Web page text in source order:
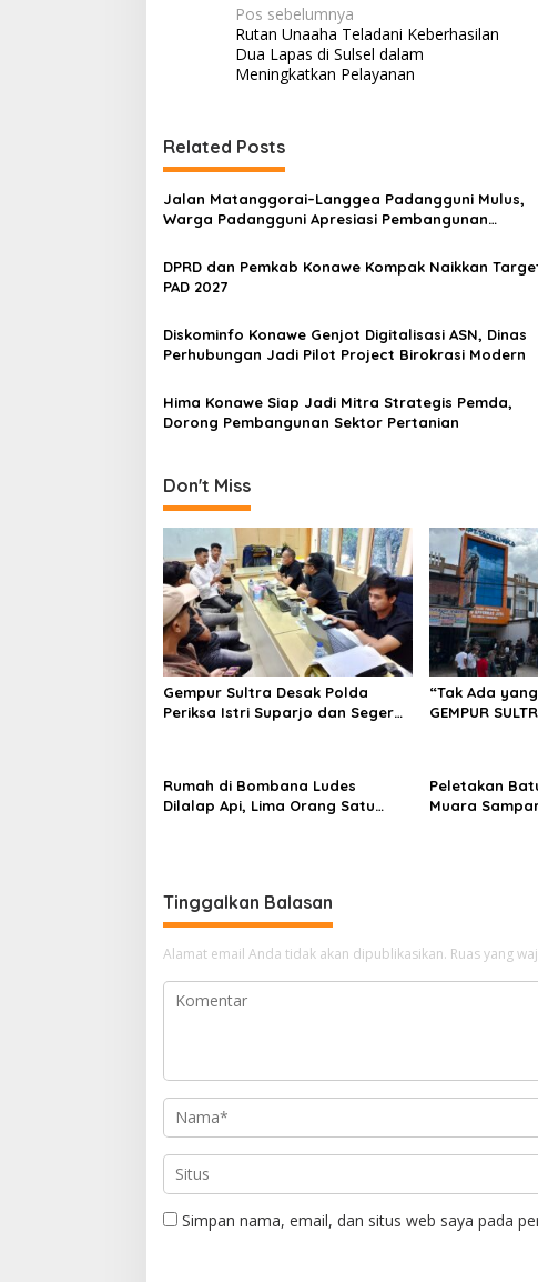
N
a
v
g
a
s
p
s
Pos sebelumnya
Rutan Unaaha Teladani Keberhasilan
Dua Lapas di Sulsel dalam
Meningkatkan Pelayanan
Related Posts
Jalan Matanggorai–Langgea Padangguni Mulus,
Warga Padangguni Apresiasi Pembangunan
DPRD dan Pemkab Konawe Kompak Naikkan
PAD 2027
Diskominfo Konawe Genjot Digitalisasi ASN, Dinas
Perhubungan Jadi Pilot Project Birokrasi Modern
Hima Konawe Siap Jadi Mitra Strategis Pemda,
Dorong Pembangunan Sektor Pertanian
Don't Miss
Gempur Sultra Desak Polda
Periksa Istri Suparjo dan Segera
“Tak Ada
GEMPUR
Rumah di Bombana Ludes
Dilalap Api, Lima Orang Satu
Peletakan
Muara
Tinggalkan Balasan
Alamat email Anda tidak akan dipublikasikan. Ruas yang
Simpan nama, email, dan situs web saya pada